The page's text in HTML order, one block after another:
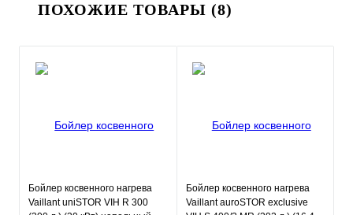
ПОХОЖИЕ ТОВАРЫ (8)
Бойлер косвенного нагрева
Vaillant uniSTOR VIH R 300
Бойлер косвенного нагрева
Vaillant auroSTOR exclusive